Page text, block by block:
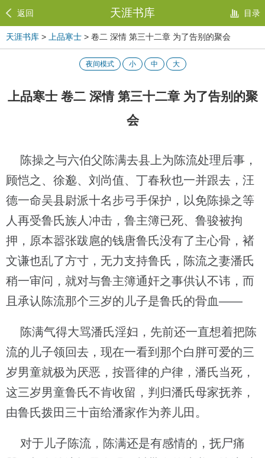
返回 天涯书库 目录
天涯书库 > 上品寒士 > 卷二 深情 第三十二章 为了告别的聚会
夜间模式 小 中 大
上品寒士 卷二 深情 第三十二章 为了告别的聚
会
陈操之与六伯父陈满去县上为陈流处理后事，
顾恺之、徐邈、刘尚值、丁春秋也一并跟去，汪
德一命吴县尉派十名步弓手保护，以免陈操之等
人再受鲁氏族人冲击，鲁主簿已死、鲁骏被拘
押，原本嚣张跋扈的钱唐鲁氏没有了主心骨，褚
文谦也乱了方寸，无力支持鲁氏，陈流之妻潘氏
稍一审问，就对与鲁主簿通奸之事供认不讳，而
且承认陈流那个三岁的儿子是鲁氏的骨血——
陈满气得大骂潘氏淫妇，先前还一直想着把陈
流的儿子领回去，现在一看到那个白胖可爱的三
岁男童就极为厌恶，按晋律的户律，潘氏当死，
这三岁男童鲁氏不肯收留，判归潘氏母家抚养，
由鲁氏拨田三十亩给潘家作为养儿田。
对于儿子陈流，陈满还是有感情的，抚尸痛